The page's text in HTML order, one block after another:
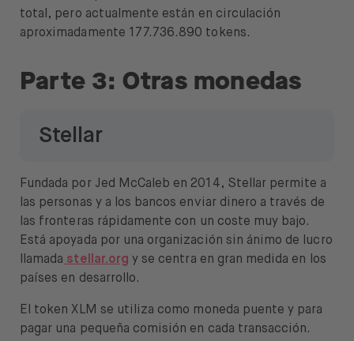
total, pero actualmente están en circulación
aproximadamente 177.736.890 tokens.
Parte 3: Otras monedas
Stellar
Fundada por Jed McCaleb en 2014, Stellar permite a
las personas y a los bancos enviar dinero a través de
las fronteras rápidamente con un coste muy bajo.
Está apoyada por una organización sin ánimo de lucro
llamada stellar.org y se centra en gran medida en los
países en desarrollo.
El token XLM se utiliza como moneda puente y para
pagar una pequeña comisión en cada transacción.